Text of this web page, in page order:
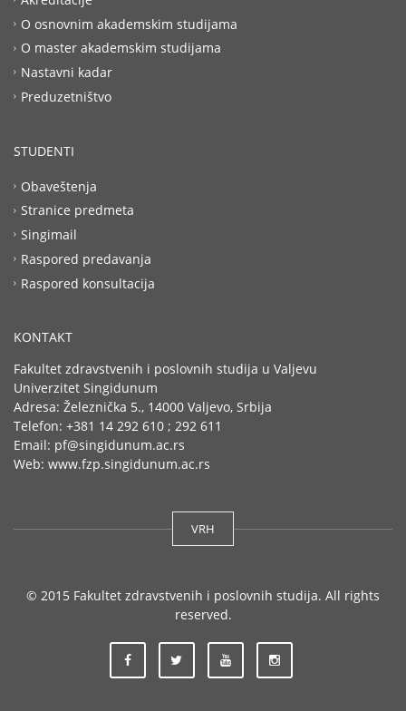
O osnovnim akademskim studijama
O master akademskim studijama
Nastavni kadar
Preduzetništvo
STUDENTI
Obaveštenja
Stranice predmeta
Singimail
Raspored predavanja
Raspored konsultacija
KONTAKT
Fakultet zdravstvenih i poslovnih studija u Valjevu
Univerzitet Singidunum
Adresa: Železnička 5., 14000 Valjevo, Srbija
Telefon: +381 14 292 610 ; 292 611
Email: pf@singidunum.ac.rs
Web: www.fzp.singidunum.ac.rs
VRH
© 2015 Fakultet zdravstvenih i poslovnih studija. All rights
reserved.